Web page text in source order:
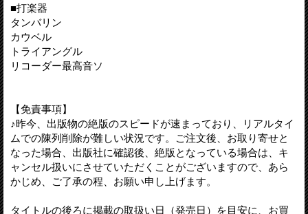
■打楽器
タンバリン
カウベル
トライアングル
リコーダー最高音ソ
【免責事項】
♪昨今、出版物の絶版のスピードが速まっており、リアルタイ
ムでの陳列削除が難しい状況です。ご注文後、お取り寄せと
なった場合、出版社に確認後、絶版となっている場合は、キ
ャンセル扱いにさせていただくことがございますので、あら
かじめ、ご了承の程、お願い申し上げます。
タイトルの後ろに掲載の取扱い日（発売日）を目安に、お買